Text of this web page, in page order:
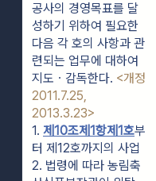
공사의 경영목표를 달
성하기 위하여 필요한
다음 각 호의 사항과 관
련되는 업무에 대하여
지도ㆍ감독한다. <개정
2011.7.25,
2013.3.23>
1. 제10조제1항제1호부
터 제12호까지의 사업
2. 법령에 따라 농림축